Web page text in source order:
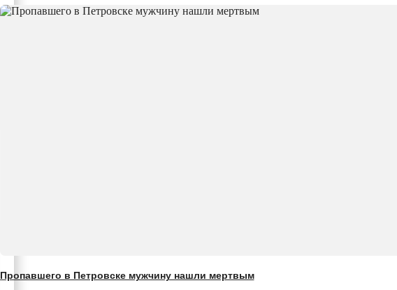
Пропавшего в Петровске мужчину нашли мертвым